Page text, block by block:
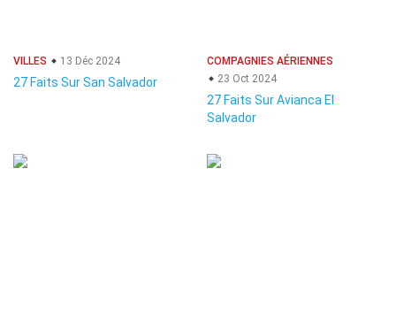
VILLES 13 Déc 2024
27 Faits Sur San Salvador
COMPAGNIES AÉRIENNES
23 Oct 2024
27 Faits Sur Avianca El
Salvador